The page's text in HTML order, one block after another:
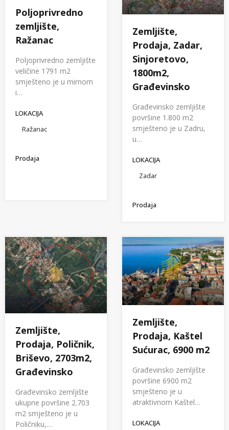
Poljoprivredno
zemljište,
Ražanac
Poljoprivredno zemljište
veličine 1791 m2
smješteno je u mirnom
i…
LOKACIJA
Ražanac
Prodaja
Zemljište,
Prodaja, Zadar,
Sinjoretovo,
1800m2,
Građevinsko
Građevinsko zemljište
površine 1.800 m2
smješteno je u Zadru,
u…
LOKACIJA
Zadar
Prodaja
Zemljište,
Prodaja, Poličnik,
Briševo, 2703m2,
Građevinsko
Građevinsko zemljište
ukupne površine 2.703
m2 smješteno je u
Poličniku,…
Zemljište,
Prodaja, Kaštel
Sućurac, 6900 m2
Građevinsko zemljište
površine 6900 m2
smješteno je u
atraktivnom Kaštel…
LOKACIJA